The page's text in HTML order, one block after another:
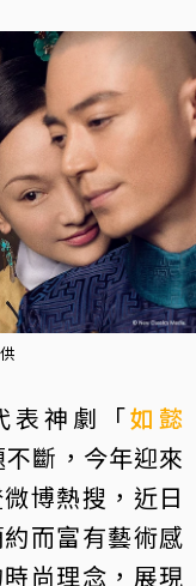
表神劇「如懿
斷，今年迎來
博熱搜，近日
而富有藝術感
尚理念，展現